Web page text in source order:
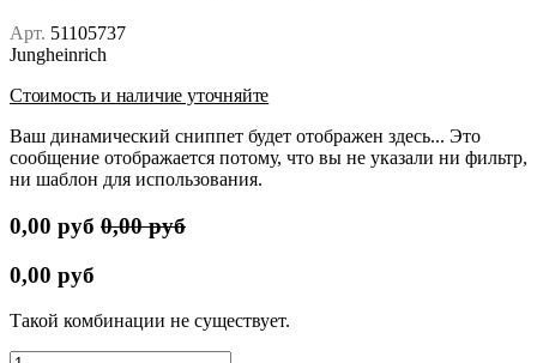
Арт. 51105737
Jungheinrich
Стоимость и наличие уточняйте
Ваш динамический сниппет будет отображен здесь... Это
сообщение отображается потому, что вы не указали ни фильтр,
ни шаблон для использования.
0,00 руб 0,00руб
0,00 руб
Такой комбинации не существует.